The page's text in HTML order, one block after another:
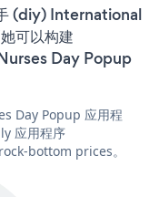
(diy) International
可以构建
Day Popup
Day Popup 应用程
应用程序
bottom prices。